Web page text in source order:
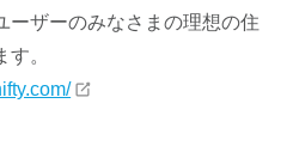
ーザーのみなさまの理想の住
。